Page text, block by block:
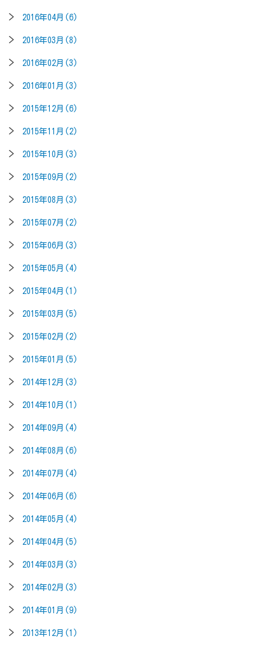
2016年04月(6)
2016年03月(8)
2016年02月(3)
2016年01月(3)
2015年12月(6)
2015年11月(2)
2015年10月(3)
2015年09月(2)
2015年08月(3)
2015年07月(2)
2015年06月(3)
2015年05月(4)
2015年04月(1)
2015年03月(5)
2015年02月(2)
2015年01月(5)
2014年12月(3)
2014年10月(1)
2014年09月(4)
2014年08月(6)
2014年07月(4)
2014年06月(6)
2014年05月(4)
2014年04月(5)
2014年03月(3)
2014年02月(3)
2014年01月(9)
2013年12月(1)